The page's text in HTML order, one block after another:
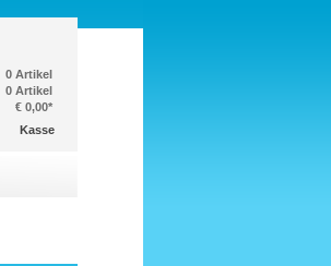
0 Artikel
0 Artikel
€ 0,00*
Kasse